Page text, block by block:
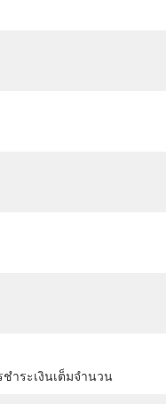
ำระเงินเต็มจำนวน